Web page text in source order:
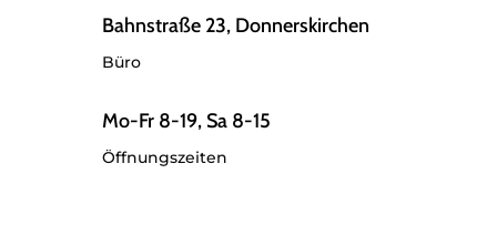
Bahnstraße 23, Donnerskirchen
Büro
Mo-Fr 8-19, Sa 8-15
Öffnungszeiten